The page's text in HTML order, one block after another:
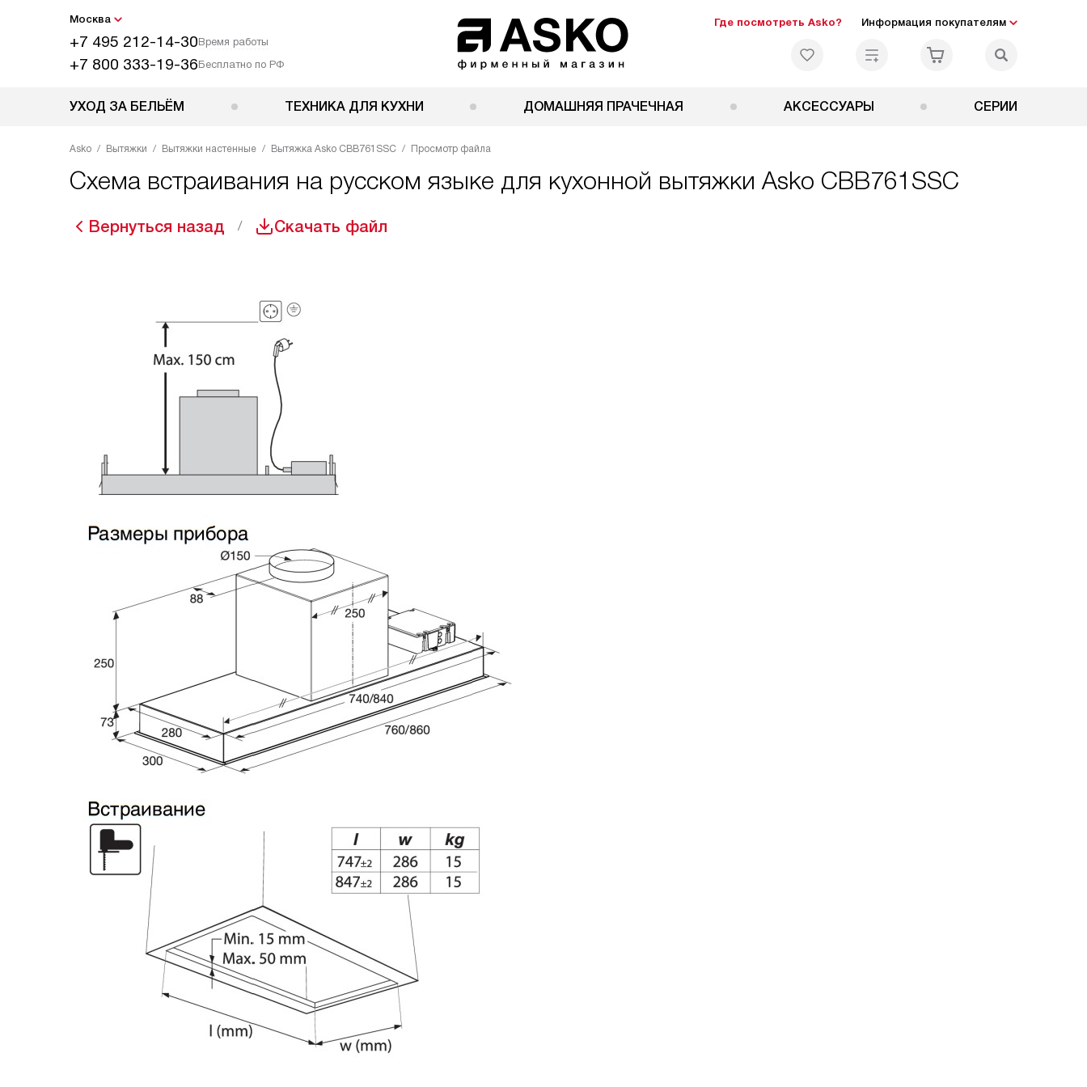
Москва
+7 495 212-14-30Время работы
+7 800 333-19-36Бесплатно по РФ
Где посмотреть Asko? Информация покупателям
УХОД ЗА БЕЛЬЁМ ТЕХНИКА ДЛЯ КУХНИ ДОМАШНЯЯ ПРАЧЕЧНАЯ АКСЕССУАРЫ СЕРИИ
Asko Вытяжки Вытяжки настенные Вытяжка Asko CBB761SSC Просмотр файла
Схема встраивания на русском языке для кухонной вытяжки Asko CBB761SSC
Вернуться назад Скачать файл